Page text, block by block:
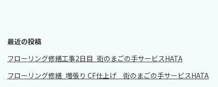
最近の投稿
フローリング修繕工事2日目_街のまごの手サービスHATA
フローリング修繕_増張り CF仕上げ 街のまごの手サービスHATA